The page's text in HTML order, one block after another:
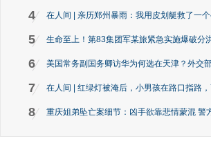
4 在人间 | 亲历郑州暴雨：我用皮划艇救了一
5 生命至上！第83集团军某旅紧急实施爆破分
6 美国常务副国务卿访华为何选在天津？外交
7 在人间 | 红绿灯被淹后，小男孩在路口指路
8 重庆姐弟坠亡案细节：凶手欲靠悲情蒙混 警